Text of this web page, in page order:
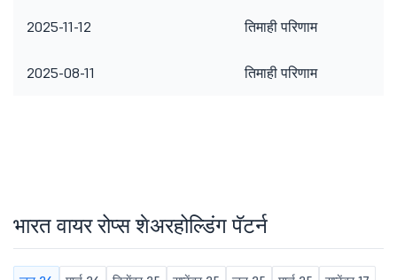
2025-11-12 तिमाही परिणाम
2025-08-11 तिमाही परिणाम
भारत वायर रोप्स शेअरहोल्डिंग पॅटर्न